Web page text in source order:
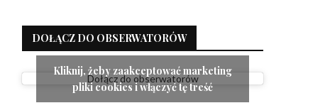
DOŁĄCZ DO OBSERWATORÓW
Dołącz do obserwatorów
Kliknij, żeby zaakceptować marketing
pliki cookies i włączyć tę treść